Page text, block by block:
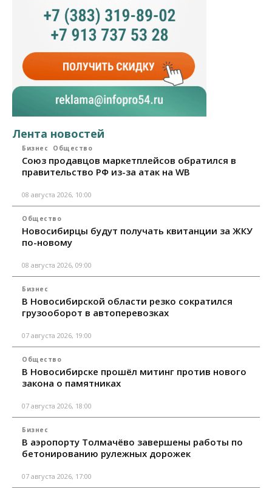
Лента новостей
Бизнес Общество
Союз продавцов маркетплейсов обратился в
правительство РФ из-за атак на WB
08 августа 2026, 10:00
Общество
Новосибирцы будут получать квитанции за ЖКУ
по-новому
08 августа 2026, 09:00
Бизнес
В Новосибирской области резко сократился
грузооборот в автоперевозках
07 августа 2026, 19:00
Общество
В Новосибирске прошёл митинг против нового
закона о памятниках
07 августа 2026, 18:00
Бизнес
В аэропорту Толмачёво завершены работы по
бетонированию рулежных дорожек
07 августа 2026, 17:00